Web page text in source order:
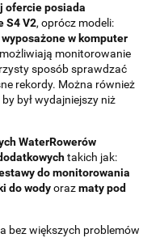
ofercie posiada
S4 V2, oprócz modeli:
w komputer
monitorowanie
sposób sprawdzać
rekordy. Można również
był wydajniejszy niż
WaterRowerów
takich jak:
do monitorowania
do wodyorazmaty pod
bez większych problemów